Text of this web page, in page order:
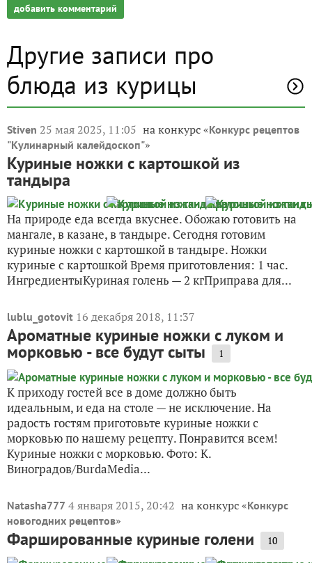
добавить комментарий
Другие записи про
блюда из курицы
Stiven 25 мая 2025, 11:05 на конкурс «Конкурс рецептов
"Кулинарный калейдоскоп"»
Куриные ножки с картошкой из
тандыра
На природе еда всегда вкуснее. Обожаю готовить на
мангале, в казане, в тандыре. Сегодня готовим
куриные ножки с картошкой в тандыре. Ножки
куриные с картошкой Время приготовления: 1 час.
ИнгредиентыКуриная голень — 2 кгПриправа для...
lublu_gotovit 16 декабря 2018, 11:37
Ароматные куриные ножки с луком и
морковью - все будут сыты 1
К приходу гостей все в доме должно быть
идеальным, и еда на столе — не исключение. На
радость гостям приготовьте куриные ножки с
морковью по нашему рецепту. Понравится всем!
Куриные ножки с морковью. Фото: К.
Виноградов/BurdaMedia...
Natasha777 4 января 2015, 20:42 на конкурс «Конкурс
новогодних рецептов»
Фаршированные куриные голени 10